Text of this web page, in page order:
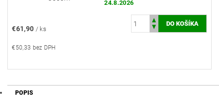
24.8.2026
€61,90 / ks
€50,33 bez DPH
POPIS